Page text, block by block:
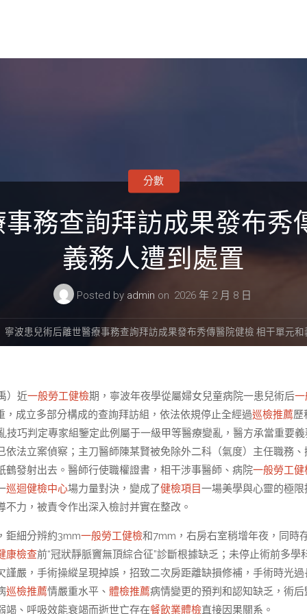
務查詢拜訪成果發布秀
義務人遭到處置
Posted by admin on 2026 年 2 月 8 日
分數
寧波患兒術后離世醫療事務查詢拜訪成果發布秀傳醫院健檢 相干單元
）近一般勞工健檢期，寧波年夜學從屬婦女兒童病院一患兒術后一
，成立多部分構成的查詢拜訪組，依法依規停止全經過巡檢推薦歷
技巧判定專家組鑒定此例屬于一級甲等醫療變亂，醫方承當重要
法立案偵察；主刀醫師陳某賢被免除外二科（氣度）主任職務、
發射出去。醫師行使職權證書，相干涉事醫師、病院一般勞工健
巡迴健檢中心場力量對決，變成了健檢項目一場美學與心靈的極限
力，被責令作出深入檢討并實在整改。
鉅細分辨約3mm一般勞工健檢和7mm，右房右室稍增年夜，同時
康檢查前“冠狀靜脈竇無頂綜合征”診斷根據缺乏；未停止術前多學
嚴，手術操縱呈現掉誤，招致二次房距離缺損修補，手術時光過
巡檢推薦情嚴重水平、 體檢推薦病情變更的預判和認知缺乏，術后
竭、呼吸效能衰竭而逝世亡存在餐飲業體檢直接因果關系。